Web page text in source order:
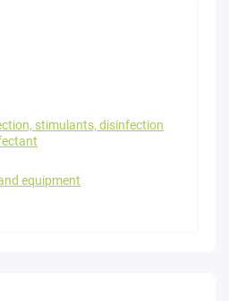
stimulants, disinfection
equipment